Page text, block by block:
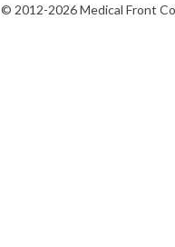
© 2012-2026 Medical Front